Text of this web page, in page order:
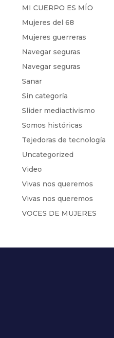
MI CUERPO ES MÍO
Mujeres del 68
Mujeres guerreras
Navegar seguras
Navegar seguras
Sanar
Sin categoría
Slider mediactivismo
Somos históricas
Tejedoras de tecnología
Uncategorized
Video
Vivas nos queremos
Vivas nos queremos
VOCES DE MUJERES